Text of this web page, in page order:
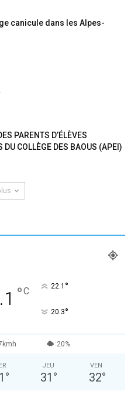
canicule dans les Alpes-
PARENTS D’ÉLÈVES
DU COLLÈGE DES BAOUS (APEI)
°C 22.1 °
20.3°
20%
°
JEU
31 °
VEN
32°